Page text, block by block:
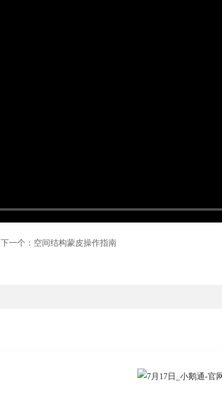
下一个：空间结构蒙皮操作指南